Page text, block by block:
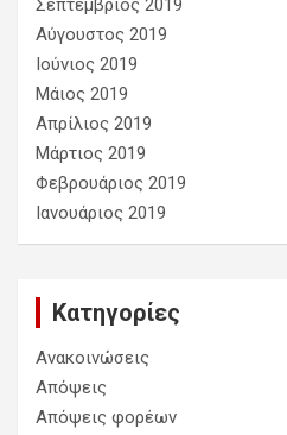
Σεπτέμβριος 2019
Αύγουστος 2019
Ιούνιος 2019
Μάιος 2019
Απρίλιος 2019
Μάρτιος 2019
Φεβρουάριος 2019
Ιανουάριος 2019
Kατηγορίες
Ανακοινώσεις
Απόψεις
Απόψεις φορέων